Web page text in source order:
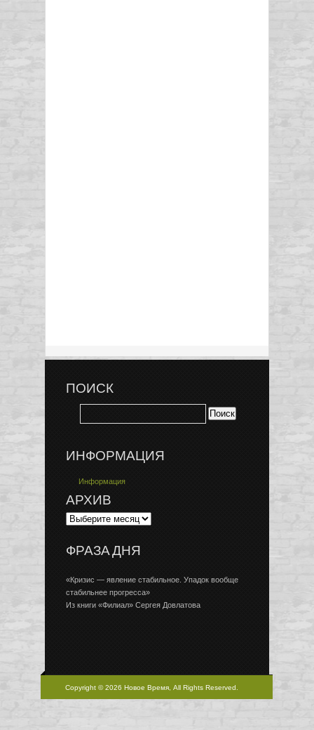
ПОИСК
ИНФОРМАЦИЯ
Информация
АРХИВ
ФРАЗА ДНЯ
«Кризис — явление стабильное. Упадок вообще
стабильнее прогресса»
Из книги «Филиал» Сергея Довлатова
Copyright © 2026 Новое Время, All Rights Reserved.